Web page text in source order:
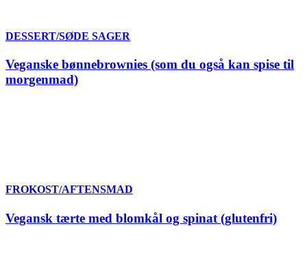
DESSERT/SØDE SAGER
Veganske bønnebrownies (som du også kan spise til
morgenmad)
FROKOST/AFTENSMAD
Vegansk tærte med blomkål og spinat (glutenfri)